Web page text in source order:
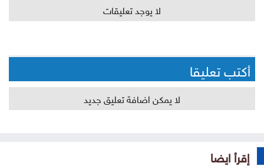
لا يوجد تعليقات
أكتب تعليقا
لا يمكن اضافة تعليق جديد
إقرأ ايضا